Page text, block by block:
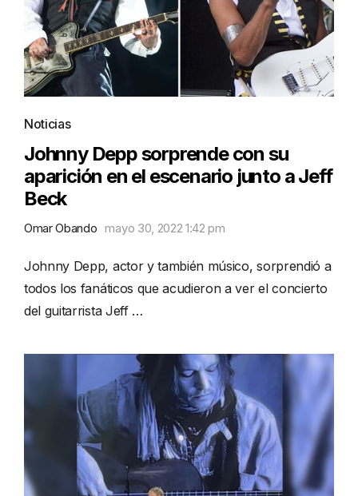
Noticias
Johnny Depp sorprende con su
aparición en el escenario junto a Jeff
Beck
Omar Obando mayo 30, 2022 1:42 pm
Johnny Depp, actor y también músico, sorprendió a
todos los fanáticos que acudieron a ver el concierto
del guitarrista Jeff …